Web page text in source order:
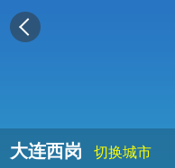
大连西岗 切换城市